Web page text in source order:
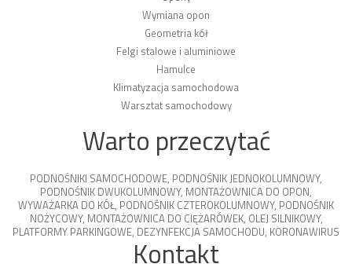
Wymiana opon
Geometria kół
Felgi stalowe i aluminiowe
Hamulce
Klimatyzacja samochodowa
Warsztat samochodowy
Warto przeczytać
PODNOŚNIKI SAMOCHODOWE, PODNOŚNIK JEDNOKOLUMNOWY,
PODNOŚNIK DWUKOLUMNOWY, MONTAŻOWNICA DO OPON,
WYWAŻARKA DO KÓŁ, PODNOŚNIK CZTEROKOLUMNOWY, PODNOŚNIK
NOŻYCOWY, MONTAŻOWNICA DO CIĘŻARÓWEK, OLEJ SILNIKOWY,
PLATFORMY PARKINGOWE, DEZYNFEKCJA SAMOCHODU, KORONAWIRUS
Kontakt